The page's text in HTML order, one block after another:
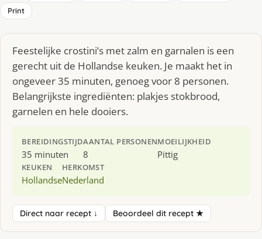
Print
Feestelijke crostini’s met zalm en garnalen is een
gerecht uit de Hollandse keuken. Je maakt het in
ongeveer 35 minuten, genoeg voor 8 personen.
Belangrijkste ingrediënten: plakjes stokbrood,
garnelen en hele dooiers.
BEREIDINGSTIJD
35 minuten
AANTAL PERSONEN
8
MOEILIJKHEID
Pittig
KEUKEN
Hollandse
HERKOMST
Nederland
Direct naar recept ↓ Beoordeel dit recept ★